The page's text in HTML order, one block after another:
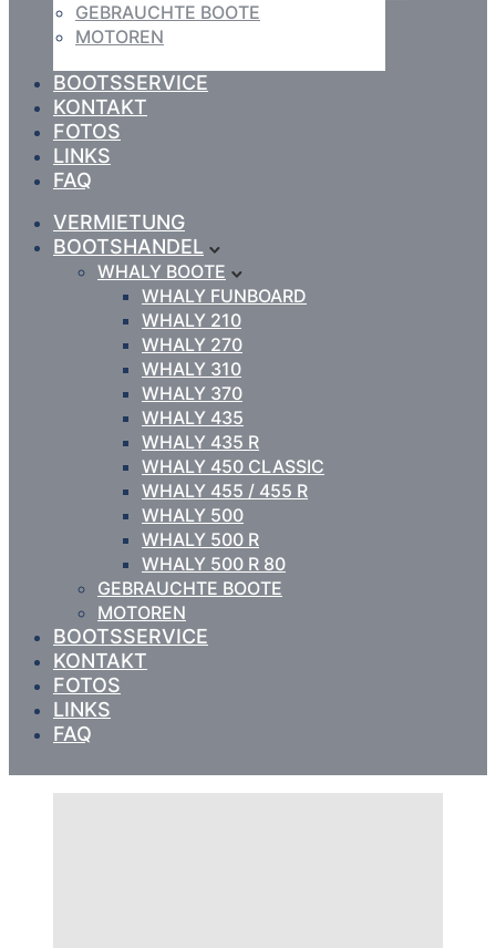
GEBRAUCHTE BOOTE
MOTOREN
BOOTSSERVICE
KONTAKT
FOTOS
LINKS
FAQ
VERMIETUNG
BOOTSHANDEL
WHALY BOOTE
WHALY FUNBOARD
WHALY 210
WHALY 270
WHALY 310
WHALY 370
WHALY 435
WHALY 435 R
WHALY 450 CLASSIC
WHALY 455 / 455 R
WHALY 500
WHALY 500 R
WHALY 500 R 80
GEBRAUCHTE BOOTE
MOTOREN
BOOTSSERVICE
KONTAKT
FOTOS
LINKS
FAQ